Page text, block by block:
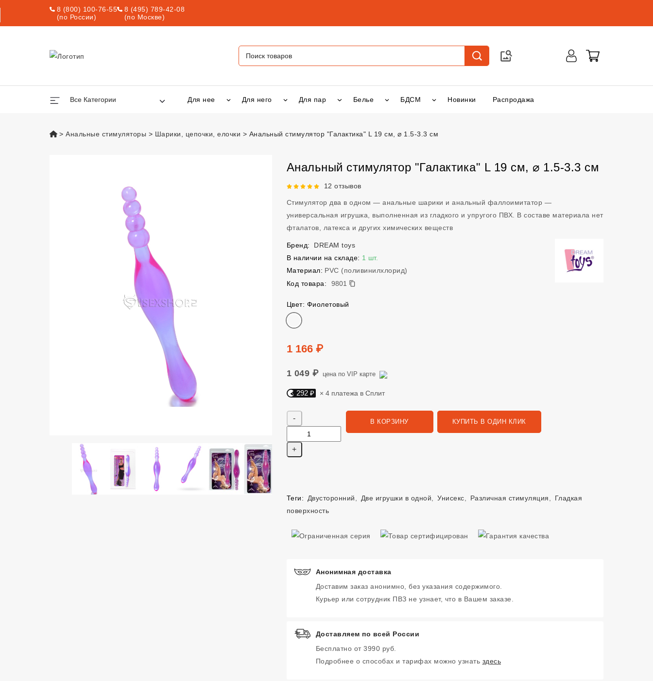
8 (800) 100-76-55
(по России)
8 (495) 789-42-08
(по Москве)
Все Категории Для нее Для него Для пар Белье БДСМ Новинки Распродажа
vsexshop.ru
Анальные стимуляторы Шарики, цепочки, елочки Анальный стимулятор "Галактика" L 19 см, ⌀ 1.5-3.3 см
Анальный стимулятор "Галактика" L 19 см, ⌀ 1.5-3.3 см
Рейтинг 5 из 5.12 отзывов
Стимулятор два в одном — анальные шарики и анальный фаллоимитатор —
универсальная игрушка, выполненная из гладкого и упругого ПВХ. В составе материала нет
фталатов, латекса и других химических веществ
Бренд:
DREAM toys
В наличии на складе: 1 шт.
Материал: PVC (поливинилхлорид)
Код товара:
9801
9801
Цвет: Фиолетовый
Цвет
Цена
1 166 ₽
1 049 ₽ цена по VIP карте
Яндекс Сплит. 292 руб, 4 платежа в Сплит
292 ₽ × 4 платежа в Сплит
В КОРЗИНУ КУПИТЬ В ОДИН КЛИК
Теги: Двусторонний Две игрушки в одной Унисекс Различная стимуляция
Гладкая
поверхность
Анонимная доставка
Доставим заказ анонимно, без указания содержимого.
Курьер или сотрудник ПВЗ не узнает, что в Вашем заказе.
Доставляем по всей России
Бесплатно от 3990 руб.
Подробнее о способах и тарифах можно узнать здесь